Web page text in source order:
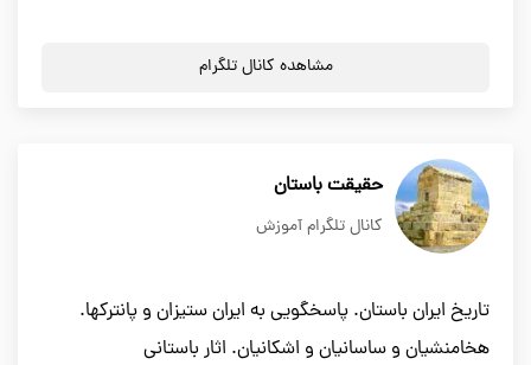
مشاهده کانال تلگرام
حقیقت باستان
کانال تلگرام آموزش
تاریخ ایران باستان. پاسخگویی به ایران ستیزان و پانترکها.
هخامنشیان و ساسانیان و اشکانیان. اثار باستانی